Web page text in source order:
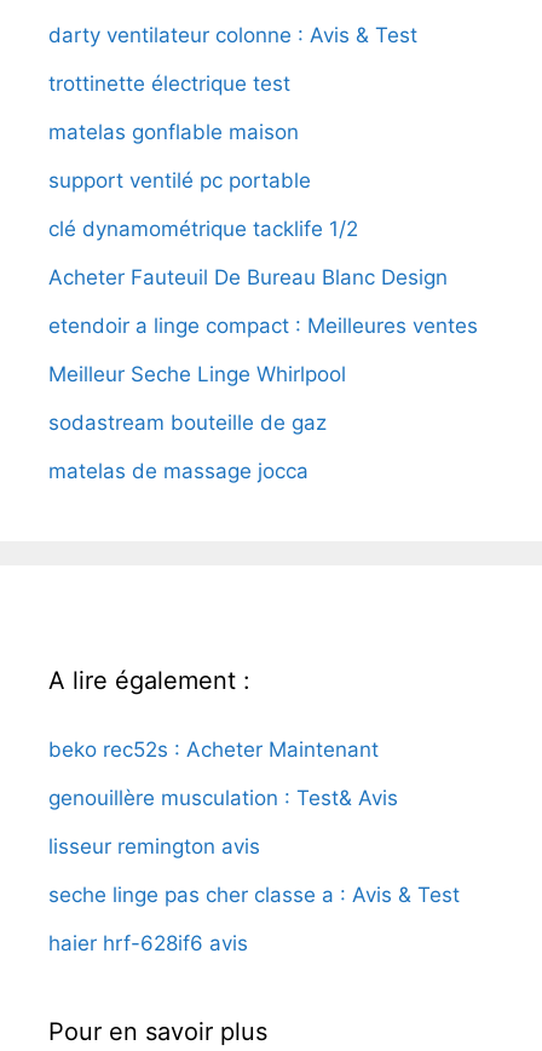
darty ventilateur colonne : Avis & Test
trottinette électrique test
matelas gonflable maison
support ventilé pc portable
clé dynamométrique tacklife 1/2
Acheter Fauteuil De Bureau Blanc Design
etendoir a linge compact : Meilleures ventes
Meilleur Seche Linge Whirlpool
sodastream bouteille de gaz
matelas de massage jocca
A lire également :
beko rec52s : Acheter Maintenant
genouillère musculation : Test& Avis
lisseur remington avis
seche linge pas cher classe a : Avis & Test
haier hrf-628if6 avis
Pour en savoir plus